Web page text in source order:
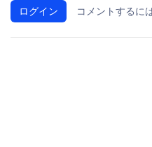
ログイン コメントするに